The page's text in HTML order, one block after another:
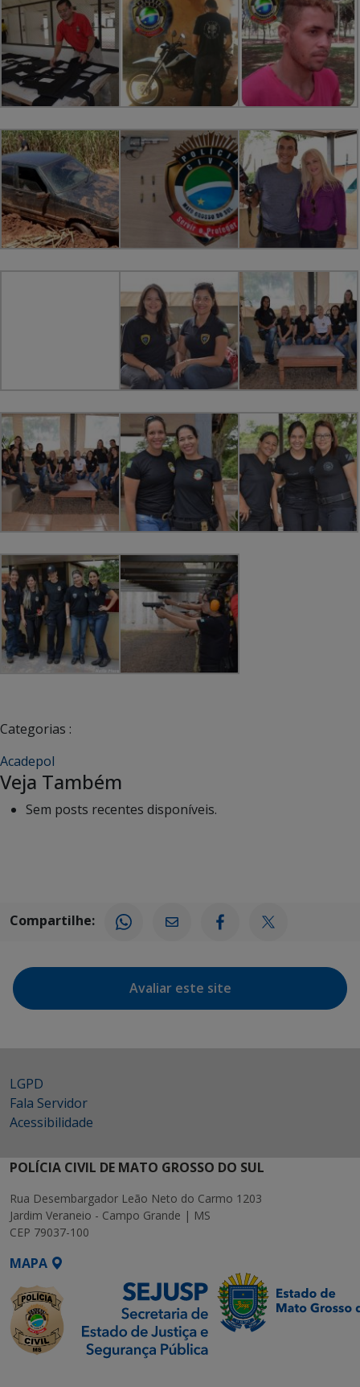
Categorias :
Acadepol
Veja Também
Sem posts recentes disponíveis.
Compartilhe:
Avaliar este site
LGPD
Fala Servidor
Acessibilidade
POLÍCIA CIVIL DE MATO GROSSO DO SUL
Rua Desembargador Leão Neto do Carmo 1203
Jardim Veraneio - Campo Grande | MS
CEP 79037-100
MAPA